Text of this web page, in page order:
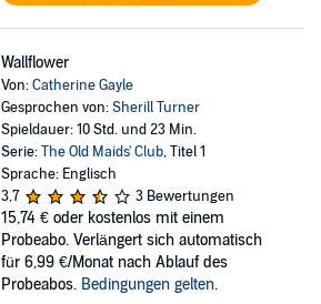
Wallflower
Von:Catherine Gayle
Gesprochen von:Sherill Turner
Spieldauer: 10 Std. und 23 Min.
Serie:The Old Maids' Club, Titel 1
Sprache: Englisch
3,7
3 Bewertungen
15,74 € oder kostenlos mit einem
Probeabo. Verlängert sich automatisch
für 6,99 €/Monat nach Ablauf des
Probeabos. Bedingungen gelten.